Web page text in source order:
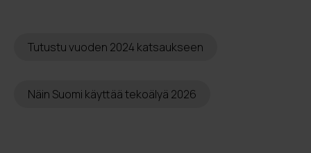
Tutustu vuoden 2024 katsaukseen
Näin Suomi käyttää tekoälyä 2026